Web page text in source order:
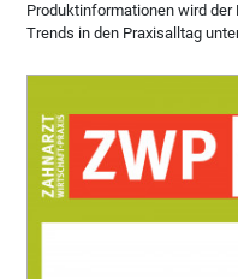
Produktinformationen wird
Trends in den Praxisalltag